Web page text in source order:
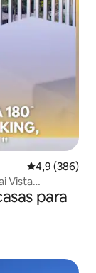
4,9 de uma
4,9 (386)
Vista
para